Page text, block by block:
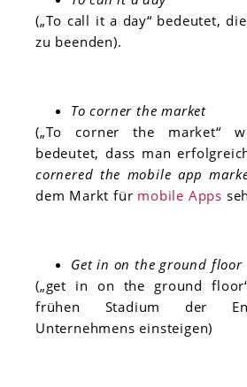
(„To call it a day“ bedeutet,
zu beenden).
To corner the market
(„To corner the market“
bedeutet, dass man
cornered the mobile app
dem Markt für mobile Apps
Get in on the ground floor
(„get in on the ground
frühen Stadium der
Unternehmens einsteigen)